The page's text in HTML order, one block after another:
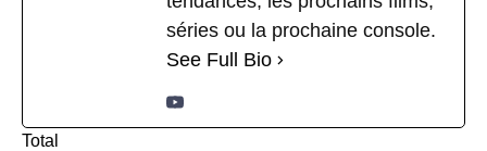
séries ou la prochaine console.
See Full Bio
Total